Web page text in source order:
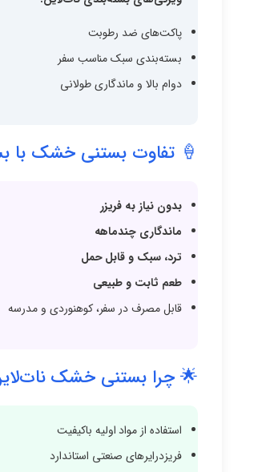
پاکت‌های ضد رطوبت
بسته‌بندی سبک مناسب سفر
دوام بالا و ماندگاری طولانی
🍦 تفاوت بستنی خشک با
بدون نیاز به فریزر
ماندگاری چندماهه
ترد، سبک و قابل حمل
طعم ثابت و طبیعی
قابل مصرف در سفر، کوهنوردی و مدرسه
🌟 چرا بستنی خشک
استفاده از مواد اولیه باکیفیت
فریزدرایرهای صنعتی استاندارد